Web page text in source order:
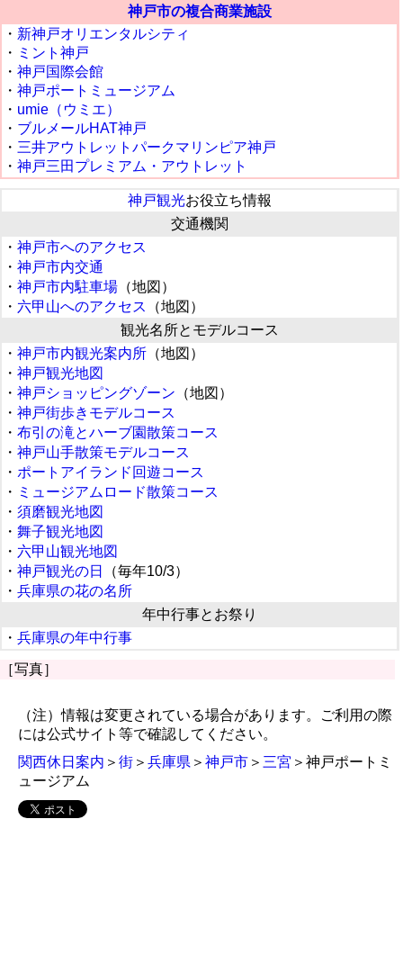
神戸市の複合商業施設
・ 新神戸オリエンタルシティ
・ ミント神戸
・ 神戸国際会館
・ 神戸ポートミュージアム
・ umie（ウミエ）
・ ブルメールHAT神戸
・ 三井アウトレットパークマリンピア神戸
・ 神戸三田プレミアム・アウトレット
神戸観光お役立ち情報
交通機関
・ 神戸市へのアクセス
・ 神戸市内交通
・ 神戸市内駐車場 （地図）
・ 六甲山へのアクセス
（地図）
観光名所とモデルコース
・ 神戸市内観光案内所 （地図）
・ 神戸観光地図
・ 神戸ショッピングゾーン （地図）
・ 神戸街歩きモデルコース
・ 布引の滝とハーブ園散策コース
・ 神戸山手散策モデルコース
・ ポートアイランド回遊コース
・ ミュージアムロード散策コース
・ 須磨観光地図
・ 舞子観光地図
・ 六甲山観光地図
・ 神戸観光の日
（毎年10/3）
・ 兵庫県の花の名所
年中行事とお祭り
・ 兵庫県の年中行事
［写真］
（注）情報は変更されている場合があります。ご利用の際
には公式サイト等で確認してください。
関西休日案内 ＞ 街 ＞ 兵庫県 ＞ 神戸市 ＞ 三宮 ＞神戸ポートミ
ュージアム